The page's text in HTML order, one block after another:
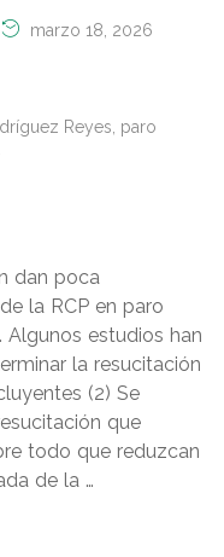
marzo 18, 2026
Reyes, paro
dan poca
la RCP en paro
Algunos estudios han
la resucitación
(2) Se
que
todo que reduzcan
de la …